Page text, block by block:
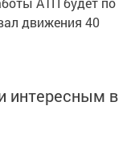
движения 40
интересным в